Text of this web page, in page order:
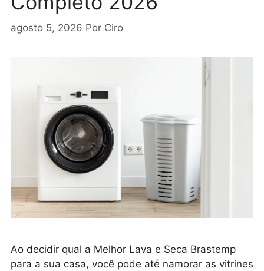
agosto 5, 2026 Por Ciro
Ao decidir qual a Melhor Lava e Seca Brastemp
para a sua casa, você pode até namorar as vitrines